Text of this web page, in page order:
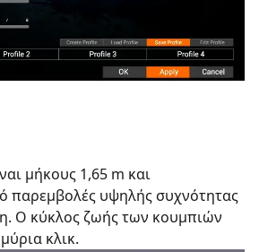
μήκους 1,65 m και
παρεμβολές υψηλής συχνότητας
Ο κύκλος ζωής των κουμπιών
κλικ.